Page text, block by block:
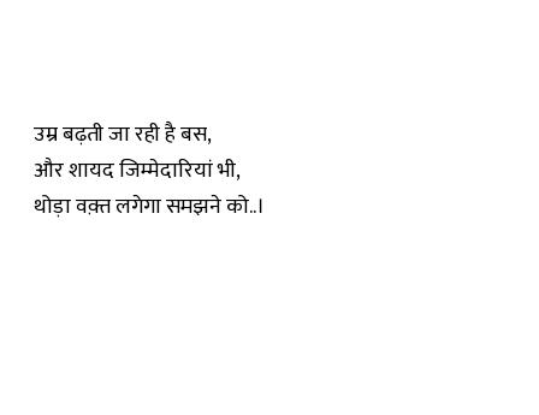
उम्र बढ़ती जा रही है बस,
और शायद जिम्मेदारियां भी,
थोड़ा वक़्त लगेगा समझने को..।